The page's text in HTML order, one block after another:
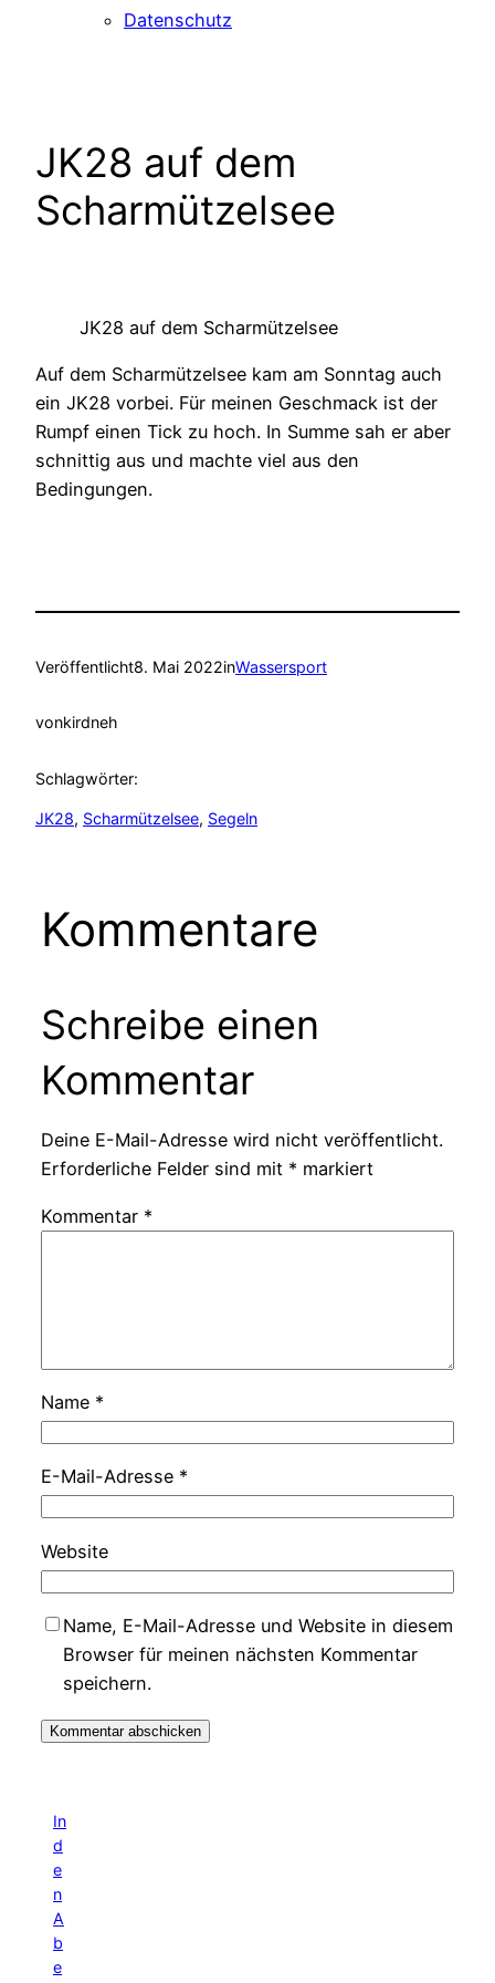
Datenschutz
JK28 auf dem
Scharmützelsee
JK28 auf dem Scharmützelsee
Auf dem Scharmützelsee kam am Sonntag auch
ein JK28 vorbei. Für meinen Geschmack ist der
Rumpf einen Tick zu hoch. In Summe sah er aber
schnittig aus und machte viel aus den
Bedingungen.
Veröffentlicht8. Mai 2022inWassersport
vonkirdneh
Schlagwörter:
JK28, Scharmützelsee, Segeln
Kommentare
Schreibe einen
Kommentar
Deine E-Mail-Adresse wird nicht veröffentlicht.
Erforderliche Felder sind mit * markiert
Kommentar *
Name *
E-Mail-Adresse *
Website
Name, E-Mail-Adresse und Website in diesem
Browser für meinen nächsten Kommentar
speichern.
In
d
e
n
A
b
e